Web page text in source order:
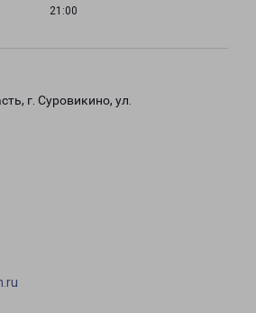
21:00
г. Суровикино, ул.